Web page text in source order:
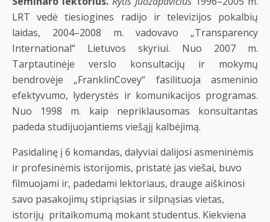
LRT vedė tiesiogines radijo ir televizijos pokalbių
laidas, 2004–2008 m. vadovavo „Transparency
International“ Lietuvos skyriui. Nuo 2007 m.
Tarptautinėje verslo konsultacijų ir mokymų
bendrovėje „FranklinCovey“ fasilituoja asmeninio
efektyvumo, lyderystės ir komunikacijos programas.
Nuo 1998 m. kaip nepriklausomas konsultantas
padeda studijuojantiems viešąjį kalbėjimą.
Pasidalinę į 6 komandas, dalyviai dalijosi asmeninėmis
ir profesinėmis istorijomis, pristatė jas viešai, buvo
filmuojami ir, padedami lektoriaus, drauge aiškinosi
savo pasakojimų stipriąsias ir silpnąsias vietas,
istorijų pritaikomumą mokant studentus. Kiekviena